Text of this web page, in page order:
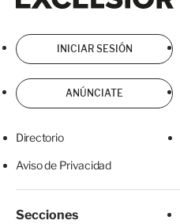
INICIAR SESIÓN
ANÚNCIATE
Directorio
Aviso de Privacidad
Secciones